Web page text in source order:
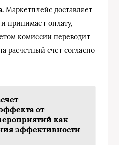
Маркетплейс доставляет
принимает оплату,
комиссии переводит
расчетный счет согласно
от
как
эффективности